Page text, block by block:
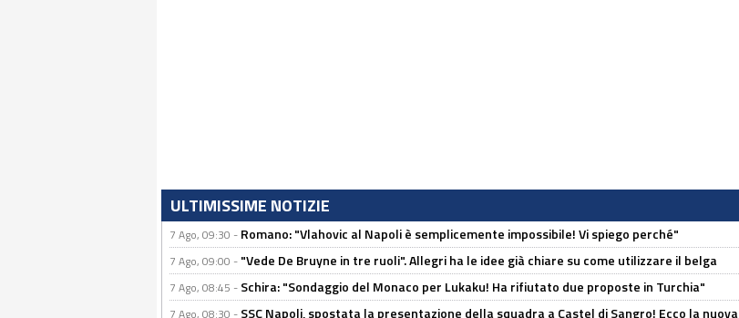
ULTIMISSIME NOTIZIE
7 Ago, 09:30 - Romano: "Vlahovic al Napoli è semplicemente impossibile! Vi spiego perché"
7 Ago, 09:00 - "Vede De Bruyne in tre ruoli". Allegri ha le idee già chiare su come utilizzare il belga
7 Ago, 08:45 - Schira: "Sondaggio del Monaco per Lukaku! Ha rifiutato due proposte in Turchia"
7 Ago, 08:30 - SSC Napoli, spostata la presentazione della squadra a Castel di Sangro! Ecco la nuova